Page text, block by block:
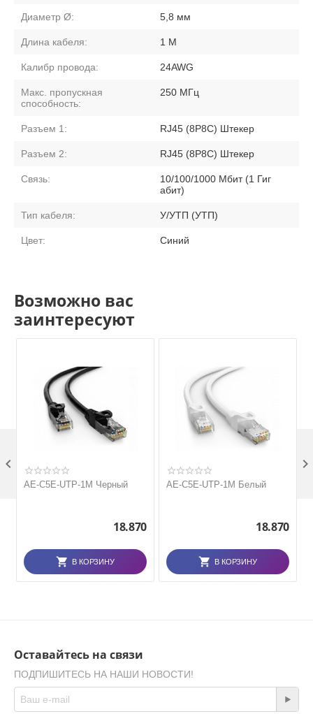
Диаметр Ø: 5,8 мм
Длина кабеля: 1 М
Калибр провода: 24AWG
Макс. пропускная
способность:
250 МГц
Разъем 1: RJ45 (8P8C) Штекер
Разъем 2: RJ45 (8P8C) Штекер
Связь:
10/100/1000 Мбит (1 Гиг
абит)
Тип кабеля: У/УТП (УТП)
Цвет: Синий
Возможно вас
заинтересуют
AE-C5E-UTP-1M Черный
18.870
В КОРЗИНУ
AE-C5E-UTP-1M Белый
18.870
В КОРЗИНУ
 
Оставайтесь на связи
ПОДПИШИТЕСЬ НА НАШИ НОВОСТИ!